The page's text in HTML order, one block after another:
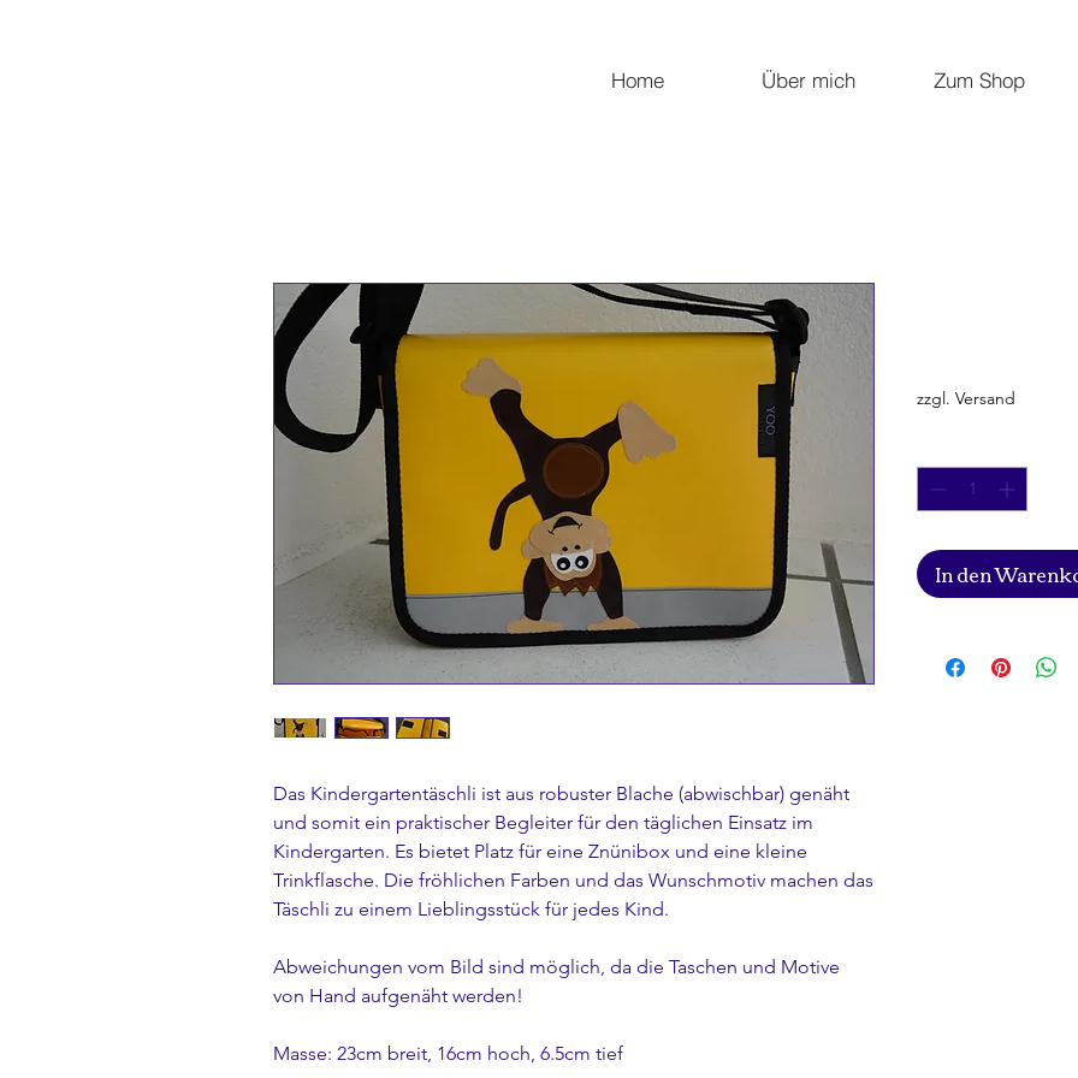
Home Über mich Zum Shop
Das Kindergartentäschli ist aus robuster Blache (abwischbar) genäht
und somit ein praktischer Begleiter für den täglichen Einsatz im
Kindergarten. Es bietet Platz für eine Znünibox und eine kleine
Trinkflasche. Die fröhlichen Farben und das Wunschmotiv machen das
Täschli zu einem Lieblingsstück für jedes Kind.
Abweichungen vom Bild sind möglich, da die Taschen und Motive
von Hand aufgenäht werden!
Masse: 23cm breit, 16cm hoch, 6.5cm tief
zzgl. Versand
In den